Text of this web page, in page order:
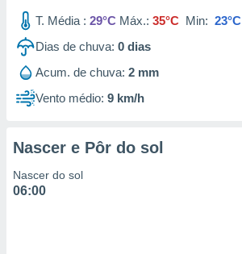
de
1199
T. Média : 29°C Máx.: 35°C Min: 23°C
Dias de chuva: 0 dias
Acum. de chuva: 2 mm
Vento médio: 9 km/h
Nascer e Pôr do sol
Nascer do sol
06:00